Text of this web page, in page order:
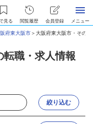
見る 閲覧履歴 会員登録 メニュー
府東大阪市＞大阪府東大阪市・その
転職・求人情報
絞り込む